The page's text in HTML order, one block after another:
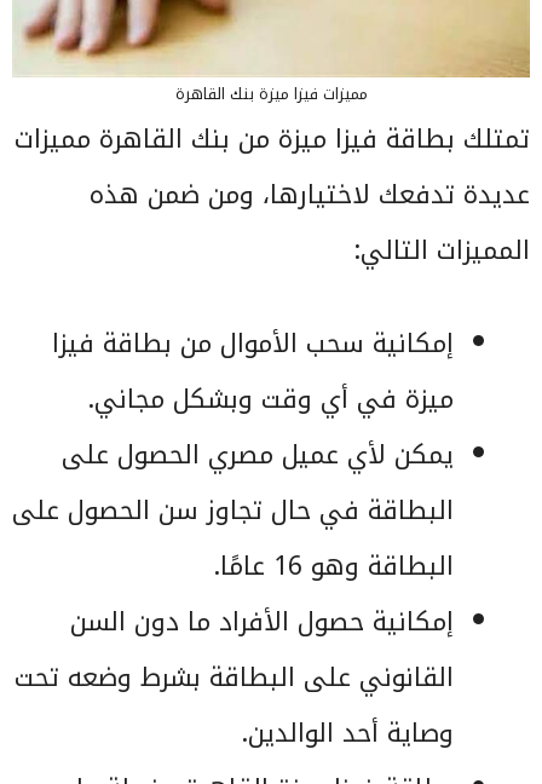
مميزات فيزا ميزة بنك القاهرة
تمتلك بطاقة فيزا ميزة من بنك القاهرة مميزات
عديدة تدفعك لاختيارها، ومن ضمن هذه
المميزات التالي:
إمكانية سحب الأموال من بطاقة فيزا
ميزة في أي وقت وبشكل مجاني.
يمكن لأي عميل مصري الحصول على
البطاقة في حال تجاوز سن الحصول على
البطاقة وهو 16 عامًا.
إمكانية حصول الأفراد ما دون السن
القانوني على البطاقة بشرط وضعه تحت
وصاية أحد الوالدين.